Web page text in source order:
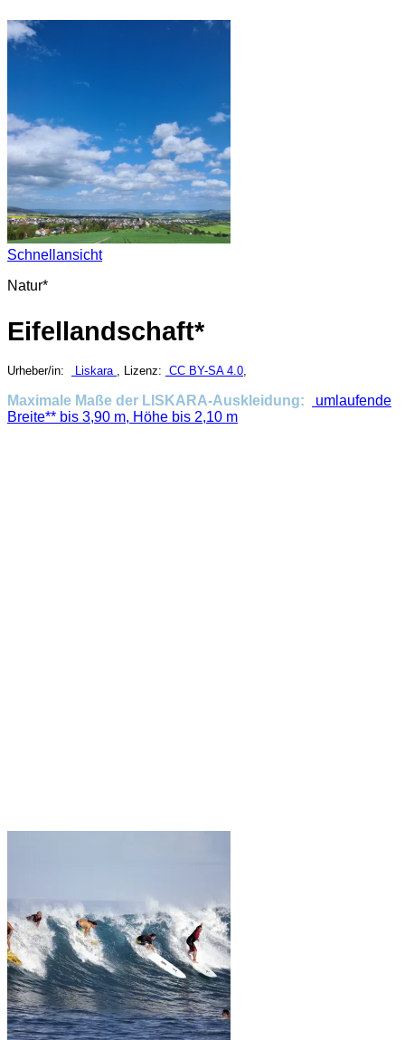
Schnellansicht
Natur*
Eifellandschaft*
Urheber/in: Liskara , Lizenz: CC BY-SA 4.0
Maximale Maße der LISKARA-Auskleidung:
umlaufende
Breite** bis 3,90 m, Höhe bis 2,10 m